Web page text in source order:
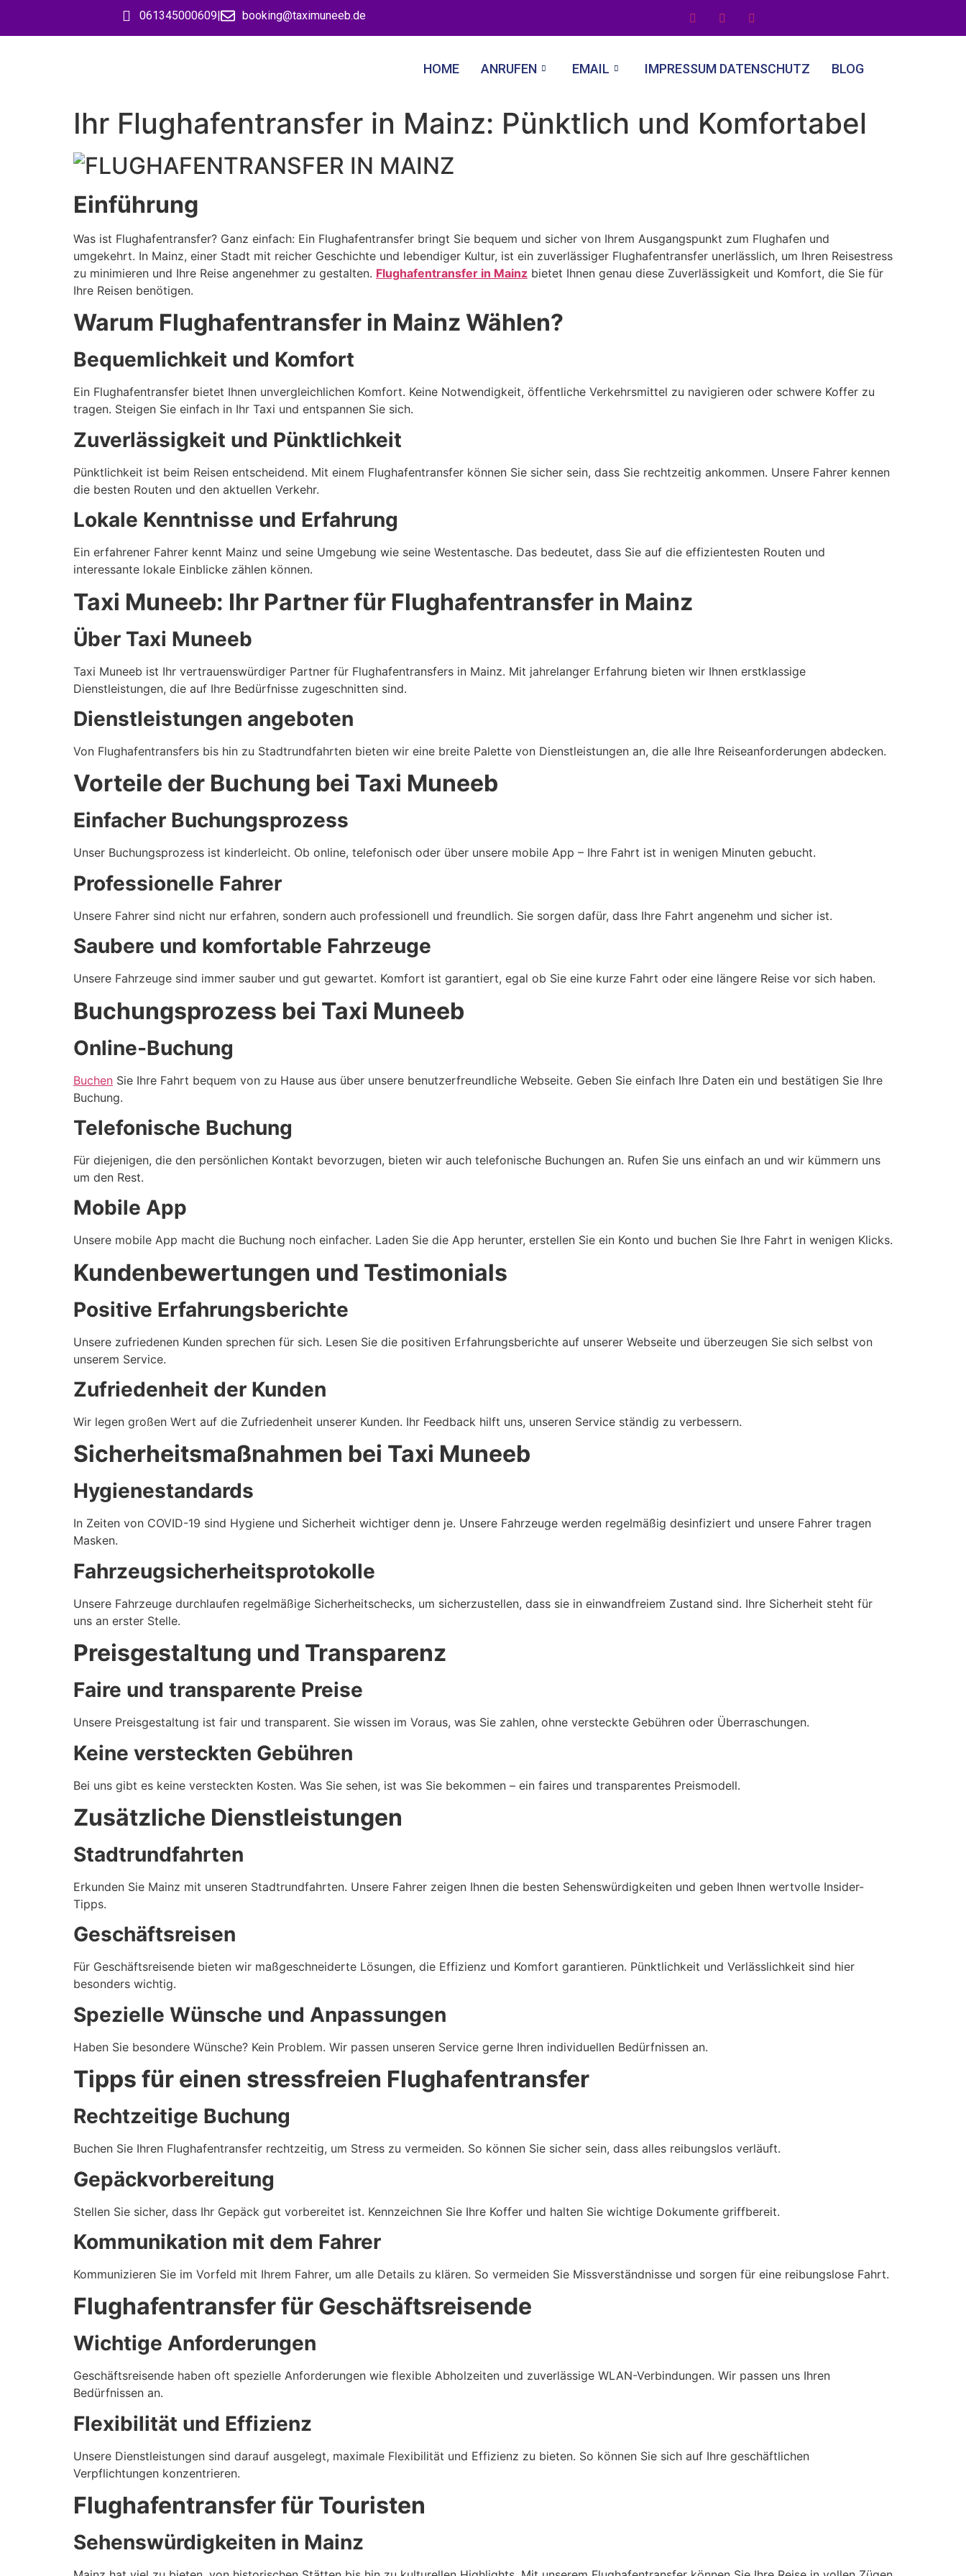
061345000609| booking@taximuneeb.de
HOME ANRUFEN EMAIL IMPRESSUM DATENSCHUTZ BLOG
Ihr Flughafentransfer in Mainz: Pünktlich und Komfortabel
Einführung
Was ist Flughafentransfer? Ganz einfach: Ein Flughafentransfer bringt Sie bequem und sicher von Ihrem Ausgangspunkt zum Flughafen und
umgekehrt. In Mainz, einer Stadt mit reicher Geschichte und lebendiger Kultur, ist ein zuverlässiger Flughafentransfer unerlässlich, um Ihren Reisestress
zu minimieren und Ihre Reise angenehmer zu gestalten. Flughafentransfer in Mainz bietet Ihnen genau diese Zuverlässigkeit und Komfort, die Sie für
Ihre Reisen benötigen.
Warum Flughafentransfer in Mainz Wählen?
Bequemlichkeit und Komfort
Ein Flughafentransfer bietet Ihnen unvergleichlichen Komfort. Keine Notwendigkeit, öffentliche Verkehrsmittel zu navigieren oder schwere Koffer zu
tragen. Steigen Sie einfach in Ihr Taxi und entspannen Sie sich.
Zuverlässigkeit und Pünktlichkeit
Pünktlichkeit ist beim Reisen entscheidend. Mit einem Flughafentransfer können Sie sicher sein, dass Sie rechtzeitig ankommen. Unsere Fahrer kennen
die besten Routen und den aktuellen Verkehr.
Lokale Kenntnisse und Erfahrung
Ein erfahrener Fahrer kennt Mainz und seine Umgebung wie seine Westentasche. Das bedeutet, dass Sie auf die effizientesten Routen und
interessante lokale Einblicke zählen können.
Taxi Muneeb: Ihr Partner für Flughafentransfer in Mainz
Über Taxi Muneeb
Taxi Muneeb ist Ihr vertrauenswürdiger Partner für Flughafentransfers in Mainz. Mit jahrelanger Erfahrung bieten wir Ihnen erstklassige
Dienstleistungen, die auf Ihre Bedürfnisse zugeschnitten sind.
Dienstleistungen angeboten
Von Flughafentransfers bis hin zu Stadtrundfahrten bieten wir eine breite Palette von Dienstleistungen an, die alle Ihre Reiseanforderungen abdecken.
Vorteile der Buchung bei Taxi Muneeb
Einfacher Buchungsprozess
Unser Buchungsprozess ist kinderleicht. Ob online, telefonisch oder über unsere mobile App – Ihre Fahrt ist in wenigen Minuten gebucht.
Professionelle Fahrer
Unsere Fahrer sind nicht nur erfahren, sondern auch professionell und freundlich. Sie sorgen dafür, dass Ihre Fahrt angenehm und sicher ist.
Saubere und komfortable Fahrzeuge
Unsere Fahrzeuge sind immer sauber und gut gewartet. Komfort ist garantiert, egal ob Sie eine kurze Fahrt oder eine längere Reise vor sich haben.
Buchungsprozess bei Taxi Muneeb
Online-Buchung
Buchen Sie Ihre Fahrt bequem von zu Hause aus über unsere benutzerfreundliche Webseite. Geben Sie einfach Ihre Daten ein und bestätigen Sie Ihre
Buchung.
Telefonische Buchung
Für diejenigen, die den persönlichen Kontakt bevorzugen, bieten wir auch telefonische Buchungen an. Rufen Sie uns einfach an und wir kümmern uns
um den Rest.
Mobile App
Unsere mobile App macht die Buchung noch einfacher. Laden Sie die App herunter, erstellen Sie ein Konto und buchen Sie Ihre Fahrt in wenigen Klicks.
Kundenbewertungen und Testimonials
Positive Erfahrungsberichte
Unsere zufriedenen Kunden sprechen für sich. Lesen Sie die positiven Erfahrungsberichte auf unserer Webseite und überzeugen Sie sich selbst von
unserem Service.
Zufriedenheit der Kunden
Wir legen großen Wert auf die Zufriedenheit unserer Kunden. Ihr Feedback hilft uns, unseren Service ständig zu verbessern.
Sicherheitsmaßnahmen bei Taxi Muneeb
Hygienestandards
In Zeiten von COVID-19 sind Hygiene und Sicherheit wichtiger denn je. Unsere Fahrzeuge werden regelmäßig desinfiziert und unsere Fahrer tragen
Masken.
Fahrzeugsicherheitsprotokolle
Unsere Fahrzeuge durchlaufen regelmäßige Sicherheitschecks, um sicherzustellen, dass sie in einwandfreiem Zustand sind. Ihre Sicherheit steht für
uns an erster Stelle.
Preisgestaltung und Transparenz
Faire und transparente Preise
Unsere Preisgestaltung ist fair und transparent. Sie wissen im Voraus, was Sie zahlen, ohne versteckte Gebühren oder Überraschungen.
Keine versteckten Gebühren
Bei uns gibt es keine versteckten Kosten. Was Sie sehen, ist was Sie bekommen – ein faires und transparentes Preismodell.
Zusätzliche Dienstleistungen
Stadtrundfahrten
Erkunden Sie Mainz mit unseren Stadtrundfahrten. Unsere Fahrer zeigen Ihnen die besten Sehenswürdigkeiten und geben Ihnen wertvolle Insider-
Tipps.
Geschäftsreisen
Für Geschäftsreisende bieten wir maßgeschneiderte Lösungen, die Effizienz und Komfort garantieren. Pünktlichkeit und Verlässlichkeit sind hier
besonders wichtig.
Spezielle Wünsche und Anpassungen
Haben Sie besondere Wünsche? Kein Problem. Wir passen unseren Service gerne Ihren individuellen Bedürfnissen an.
Tipps für einen stressfreien Flughafentransfer
Rechtzeitige Buchung
Buchen Sie Ihren Flughafentransfer rechtzeitig, um Stress zu vermeiden. So können Sie sicher sein, dass alles reibungslos verläuft.
Gepäckvorbereitung
Stellen Sie sicher, dass Ihr Gepäck gut vorbereitet ist. Kennzeichnen Sie Ihre Koffer und halten Sie wichtige Dokumente griffbereit.
Kommunikation mit dem Fahrer
Kommunizieren Sie im Vorfeld mit Ihrem Fahrer, um alle Details zu klären. So vermeiden Sie Missverständnisse und sorgen für eine reibungslose Fahrt.
Flughafentransfer für Geschäftsreisende
Wichtige Anforderungen
Geschäftsreisende haben oft spezielle Anforderungen wie flexible Abholzeiten und zuverlässige WLAN-Verbindungen. Wir passen uns Ihren
Bedürfnissen an.
Flexibilität und Effizienz
Unsere Dienstleistungen sind darauf ausgelegt, maximale Flexibilität und Effizienz zu bieten. So können Sie sich auf Ihre geschäftlichen
Verpflichtungen konzentrieren.
Flughafentransfer für Touristen
Sehenswürdigkeiten in Mainz